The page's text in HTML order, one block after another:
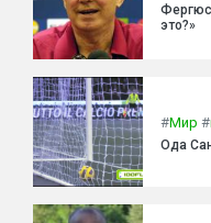
это?»
#Мир #
Ода